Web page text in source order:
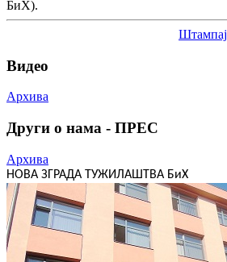
БиХ).
Штампај
Видео
Архива
Други о нама - ПРЕС
Архива
НОВА ЗГРАДА ТУЖИЛАШТВА БиХ